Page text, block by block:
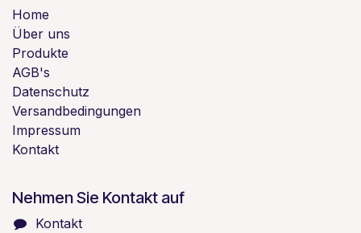
Home
Über uns
Produkte
AGB's
Datenschutz
Versandbedingungen
Impressum
Kontakt
Nehmen Sie Kontakt auf
Kontakt